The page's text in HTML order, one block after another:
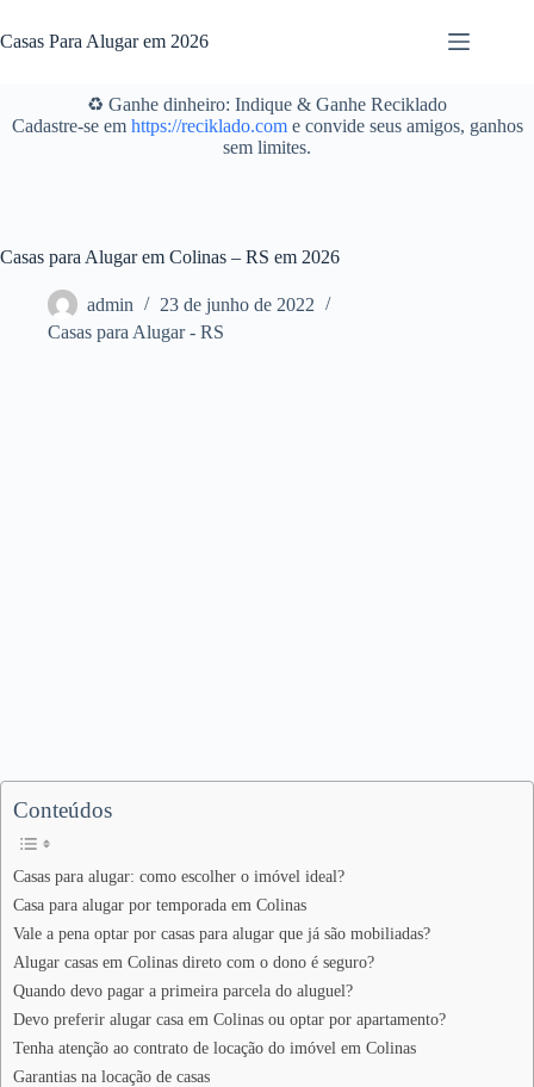
para
o
Casas Para Alugar em 2026
♻️ Ganhe dinheiro: Indique & Ganhe Reciklado
Cadastre-se em https://reciklado.come convide seus amigos, ganhos
sem limites.
Casas para Alugar em Colinas – RS em 2026
admin
23 de junho de 2022
Casas para Alugar - RS
Conteúdos
Casas para alugar: como escolher o imóvel ideal?
Casa para alugar por temporada em Colinas
Vale a pena optar por casas para alugar que já são mobiliadas?
Alugar casas em Colinas direto com o dono é seguro?
Quando devo pagar a primeira parcela do aluguel?
Devo preferir alugar casa em Colinas ou optar por apartamento?
Tenha atenção ao contrato de locação do imóvel em Colinas
Garantias na locação de casas